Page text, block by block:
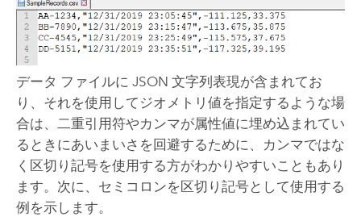
データ ファイルに JSON 文字列表現が含まれてお
り、それを使用してジオメトリ値を指定するような場
合は、二重引用符やカンマが属性値に埋め込まれてい
るときにあいまいさを回避するために、カンマではな
く区切り記号を使用する方がわかりやすいこともあり
ます。次に、セミコロンを区切り記号として使用する
例を示します。